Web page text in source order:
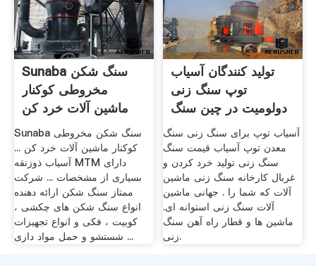
Sunaba سنگ شکن
مخروطی کوکنار
ماشین آلات خرد کن
Sunaba سنگ شکن مخروطی
کوکنار ماشین آلات خرد کن ...
آسیاب ذوزنقه MTM دارای
بسیاری از مشخصات ... شرکت
ممتاز سنگ شکن ارائه دهنده
انواع سنگ شکن های چکشی ،
کوبیت ، فکی و انواع تجهیزات
شستشو و حمل مواد داری ...
تولید کنندگان آسیاب
توپ سنگ زنی
دولومیت در چین سنگ
معدن ...
آسیاب توپ برای سنگ زنی سنگ
معدن توپ آسیاب قیمت سنگ
سنگ زنی تولید خرد کردن و
غربال کارخانه سنگ زنی ماشین
آلات که شما را . جهانی ماشین
آلات سنگ زنی استوانه ای.
ماشین ها و قطار راه آهن سنگ
زنی.